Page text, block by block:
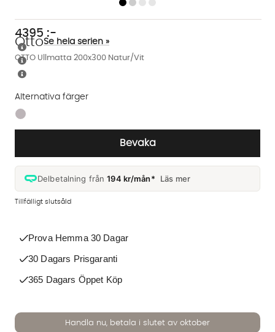
OTTO Ullmatta 200x300 Natur/Vit
OttoSe hela serien »
4395 :-
Bevaka
Delbetalning från194 kr/mån* Läs mer
Tillfälligt slutsåld
Alternativa färger
Finns även i dessa färger:
Prova Hemma 30 Dagar
30 Dagars Prisgaranti
365 Dagars Öppet Köp
Handla nu, betala i slutet av oktober